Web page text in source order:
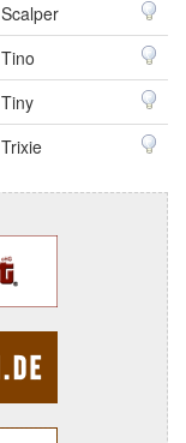
Scalper
Tino
Tiny
Trixie